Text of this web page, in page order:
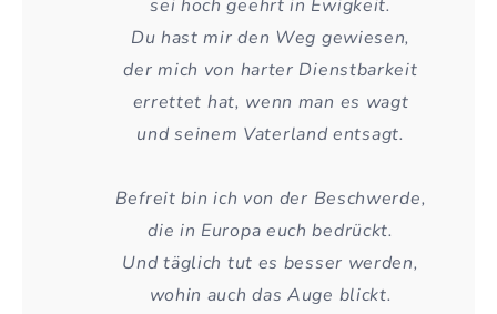
sei hoch geehrt in Ewigkeit.
Du hast mir den Weg gewiesen,
der mich von harter Dienstbarkeit
errettet hat, wenn man es wagt
und seinem Vaterland entsagt.
Befreit bin ich von der Beschwerde,
die in Europa euch bedrückt.
Und täglich tut es besser werden,
wohin auch das Auge blickt.